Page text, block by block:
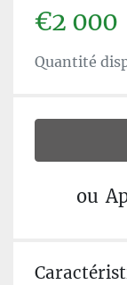
€2 000
Quantité
ou